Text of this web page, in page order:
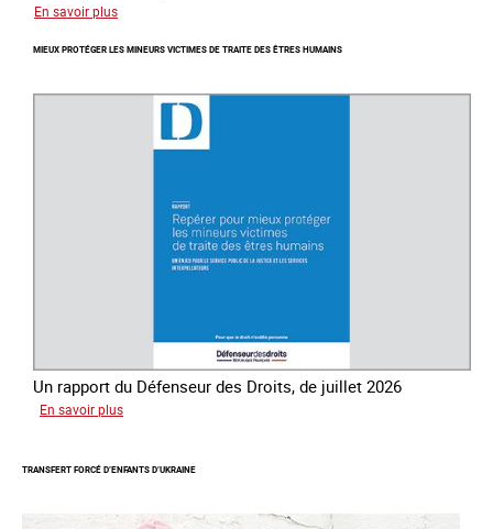
En savoir plus
mondiale
lutte
MIEUX PROTÉGER LES MINEURS VICTIMES DE TRAITE DES ÊTRES HUMAINS
Un rapport du Défenseur des Droits, de juillet 2026
En savoir plus
les
victimes
TRANSFERT FORCÉ D’ENFANTS D’UKRAINE